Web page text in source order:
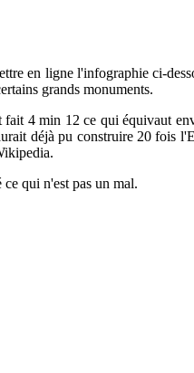
en ligne l'infographie ci-
grands monuments.
4 min 12 ce qui équivaut
déjà pu construire 20 fois
qui n'est pas un mal.